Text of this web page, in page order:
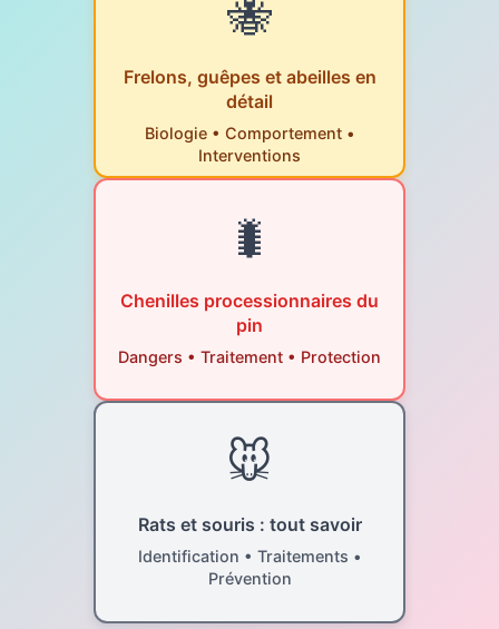
🐝
Frelons, guêpes et abeilles en
détail
Biologie • Comportement •
Interventions
🐛
Chenilles processionnaires du
pin
Dangers • Traitement • Protection
🐭
Rats et souris : tout savoir
Identification • Traitements •
Prévention